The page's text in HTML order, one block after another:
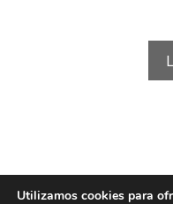
Utilizamos cookies para